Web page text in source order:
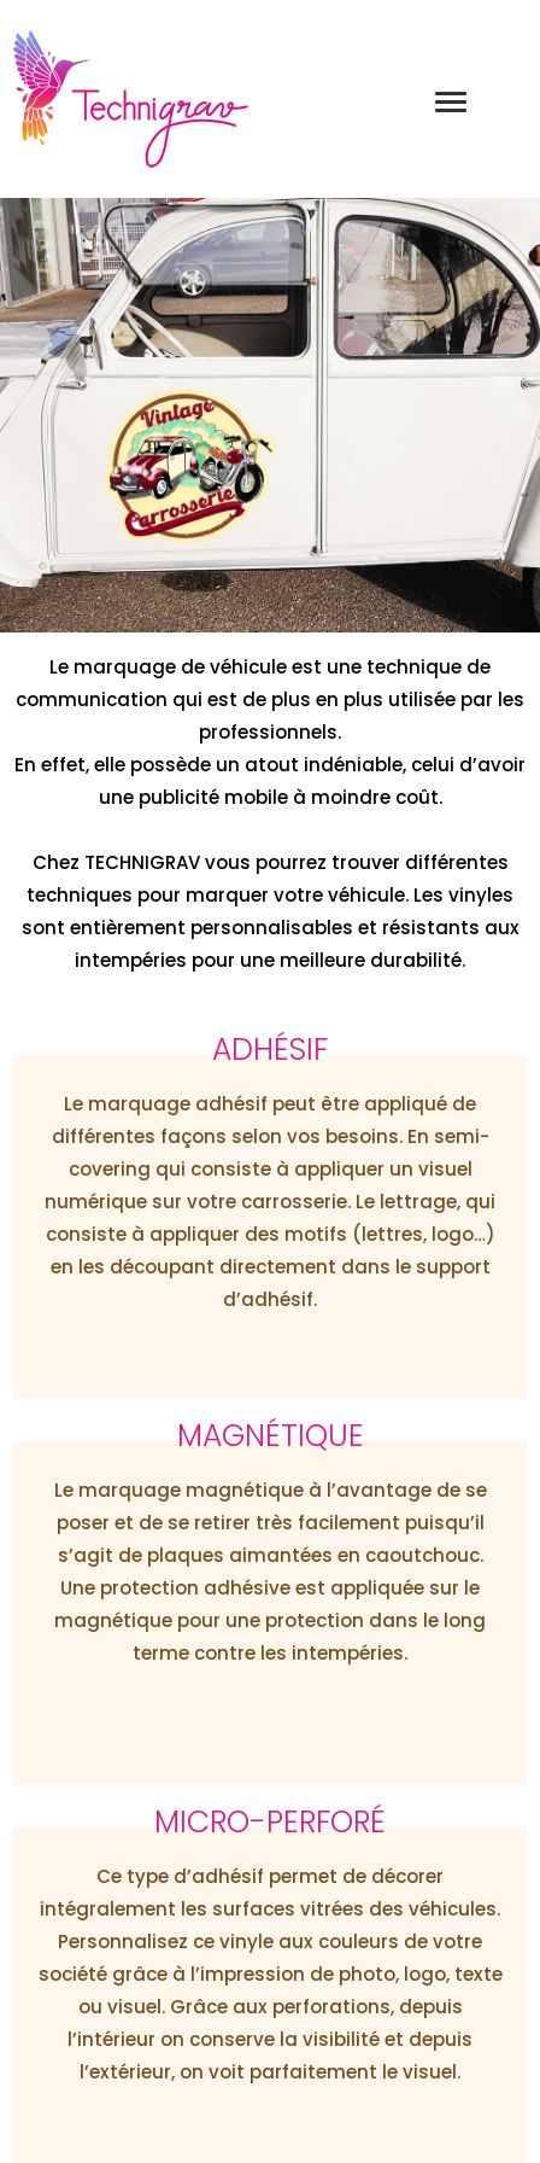
Le marquage de véhicule est une technique de
communication qui est de plus en plus utilisée par les
professionnels.
En effet, elle possède un atout indéniable, celui d’avoir
une publicité mobile à moindre coût.
Chez TECHNIGRAV vous pourrez trouver différentes
techniques pour marquer votre véhicule. Les vinyles
sont entièrement personnalisables et résistants aux
intempéries pour une meilleure durabilité.
ADHÉSIF
Le marquage adhésif peut être appliqué de
différentes façons selon vos besoins. En semi-
covering qui consiste à appliquer un visuel
numérique sur votre carrosserie. Le lettrage, qui
consiste à appliquer des motifs (lettres, logo…)
en les découpant directement dans le support
d’adhésif.
MAGNÉTIQUE
Le marquage magnétique à l’avantage de se
poser et de se retirer très facilement puisqu’il
s’agit de plaques aimantées en caoutchouc.
Une protection adhésive est appliquée sur le
magnétique pour une protection dans le long
terme contre les intempéries.
MICRO-PERFORÉ
Ce type d’adhésif permet de décorer
intégralement les surfaces vitrées des véhicules.
Personnalisez ce vinyle aux couleurs de votre
société grâce à l’impression de photo, logo, texte
ou visuel. Grâce aux perforations, depuis
l’intérieur on conserve la visibilité et depuis
l’extérieur, on voit parfaitement le visuel.